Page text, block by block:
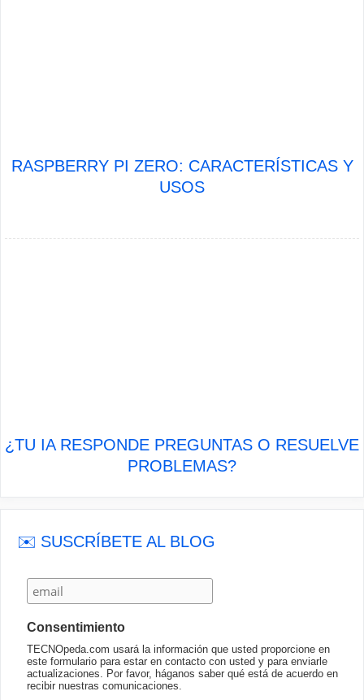
RASPBERRY PI ZERO: CARACTERÍSTICAS Y
USOS
¿TU IA RESPONDE PREGUNTAS O RESUELVE
PROBLEMAS?
✉️ SUSCRÍBETE AL BLOG
Consentimiento
TECNOpeda.com usará la información que usted proporcione en
este formulario para estar en contacto con usted y para enviarle
actualizaciones. Por favor, háganos saber qué está de acuerdo en
recibir nuestras comunicaciones.